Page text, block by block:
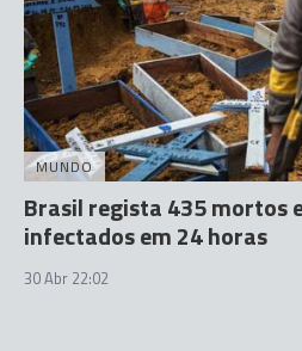
MUNDO
Brasil regista 435 mortos
infectados em 24 horas
30 Abr 22:02